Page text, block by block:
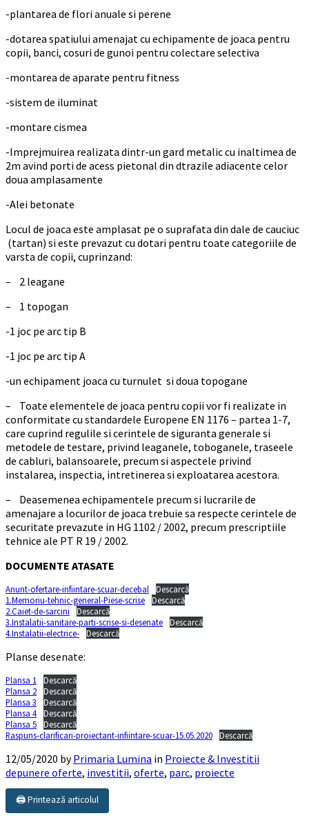
-plantarea de flori anuale si perene
-dotarea spatiului amenajat cu echipamente de joaca pentru
copii, banci, cosuri de gunoi pentru colectare selectiva
-montarea de aparate pentru fitness
-sistem de iluminat
-montare cismea
-Imprejmuirea realizata dintr-un gard metalic cu inaltimea de
2m avind porti de acess pietonal din dtrazile adiacente celor
doua amplasamente
-Alei betonate
Locul de joaca este amplasat pe o suprafata din dale de cauciuc
(tartan) si este prevazut cu dotari pentru toate categoriile de
varsta de copii, cuprinzand:
– 2 leagane
– 1 topogan
-1 joc pe arc tip B
-1 joc pe arc tip A
-un echipament joaca cu turnulet si doua topogane
– Toate elementele de joaca pentru copii vor fi realizate in
conformitate cu standardele Europene EN 1176 – partea 1-7,
care cuprind regulile si cerintele de siguranta generale si
metodele de testare, privind leaganele, toboganele, traseele
de cabluri, balansoarele, precum si aspectele privind
instalarea, inspectia, intretinerea si exploatarea acestora.
– Deasemenea echipamentele precum si lucrarile de
amenajare a locurilor de joaca trebuie sa respecte cerintele de
securitate prevazute in HG 1102 / 2002, precum prescriptiile
tehnice ale PT R 19 / 2002.
DOCUMENTE ATASATE
Anunt-ofertare-infiintare-scuar-decebal
Descarcă
1.Memoriu-tehnic-general-Piese-scrise
Descarcă
2.Caiet-de-sarcini
Descarcă
3.Instalatii-sanitare-parti-scrise-si-desenate
Descarcă
4.Instalatii-electrice-
Descarcă
Planse desenate:
Plansa 1
Descarcă
Plansa 2
Descarcă
Plansa 3
Descarcă
Plansa 4
Descarcă
Plansa 5
Descarcă
Raspuns-clarificari-proiectant-infiintare-scuar-15.05.2020
Descarcă
12/05/2020 byPrimaria Lumina in Proiecte & Investitii
depunere oferte, investitii, oferte, parc, proiecte
🖨️ Printează articolul